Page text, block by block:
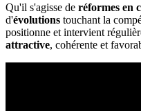
Qu'il s'agisse de réformes en
d'évolutions touchant la
positionne et intervient
attractive, cohérente et